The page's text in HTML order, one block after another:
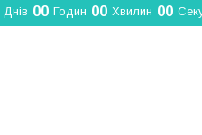
Днів 00 Годин 00 Хвилин 00